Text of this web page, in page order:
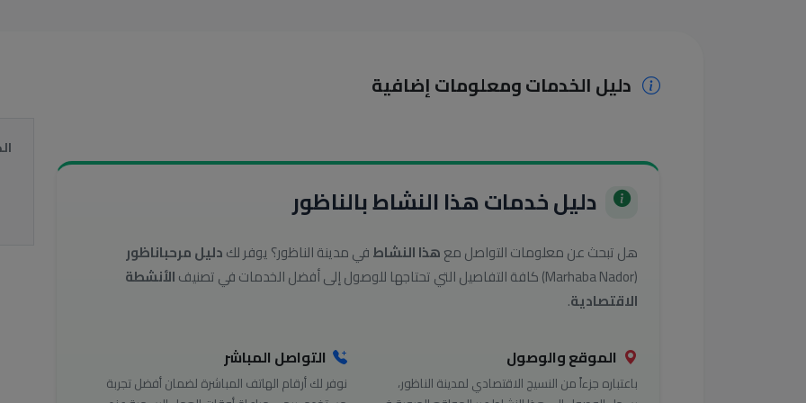
دليل الخدمات ومعلومات إضافية
دليل خدمات هذا النشاط بالناظور
هل تبحث عن معلومات التواصل معهذا النشاطفي مدينة الناظور؟ يوفر لكدليل مرحباناظور
(Marhaba Nador) كافة التفاصيل التي تحتاجها للوصول إلى أفضل الخدمات في تصنيف
الأنشطة
الاقتصادية.
الموقع والوصول
باعتباره جزءاً من النسيج الاقتصادي لمدينة الناظور،
التواصل المباشر
نوفر لك أرقام الهاتف المباشرة لضمان أفضل تجربة